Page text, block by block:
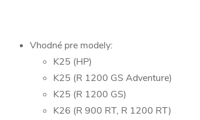
Vhodné pre modely:
K25 (HP)
K25 (R 1200 GS Adventure)
K25 (R 1200 GS)
K26 (R 900 RT, R 1200 RT)